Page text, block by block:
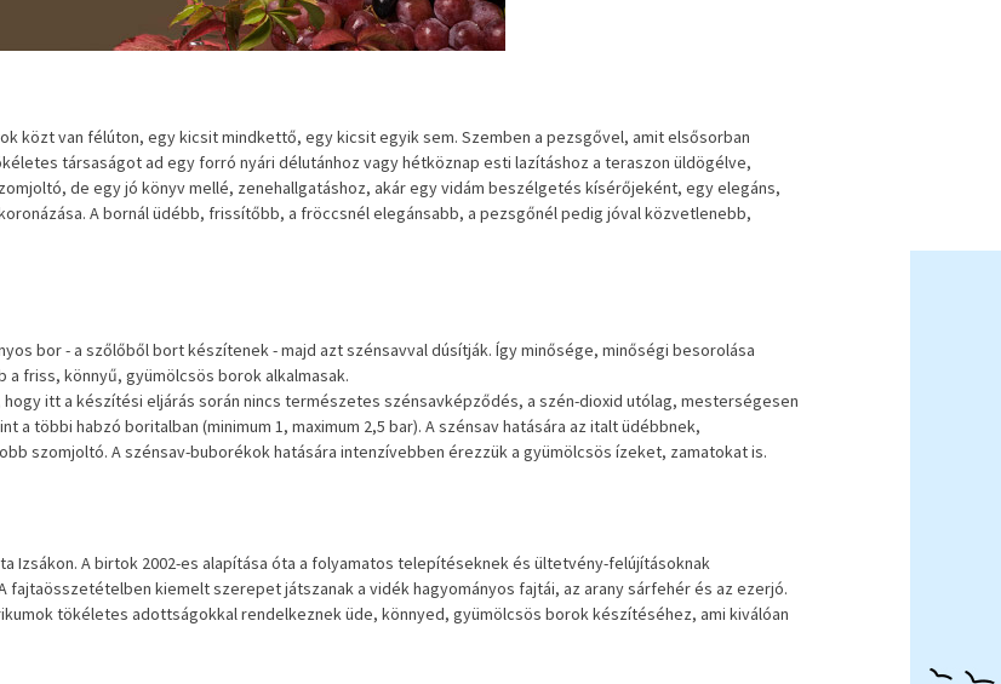
közt van félúton, egy kicsit mindkettő, egy kicsit egyik sem. Szemben a pezsgővel, amit elsősorban
társaságot ad egy forró nyári délutánhoz vagy hétköznap esti lazításhoz a teraszon üldögélve,
de egy jó könyv mellé, zenehallgatáshoz, akár egy vidám beszélgetés kísérőjeként, egy elegáns,
A bornál üdébb, frissítőbb, a fröccsnél elegánsabb, a pezsgőnél pedig jóval közvetlenebb,
bor - a szőlőből bort készítenek - majd azt szénsavval dúsítják. Így minősége, minőségi besorolása
friss, könnyű, gyümölcsös borok alkalmasak.
itt a készítési eljárás során nincs természetes szénsavképződés, a szén-dioxid utólag, mesterségesen
a többi habzó boritalban (minimum 1, maximum 2,5 bar). A szénsav hatására az italt üdébbnek,
szomjoltó. A szénsav-buborékok hatására intenzívebben érezzük a gyümölcsös ízeket, zamatokat is.
Izsákon. A birtok 2002-es alapítása óta a folyamatos telepítéseknek és ültetvény-felújításoknak
kiemelt szerepet játszanak a vidék hagyományos fajtái, az arany sárfehér és az ezerjó.
tökéletes adottságokkal rendelkeznek üde, könnyed, gyümölcsös borok készítéséhez, ami kiválóan